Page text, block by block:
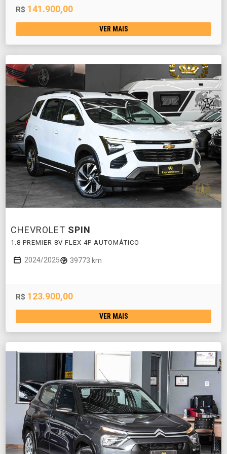
R$ 141.900,00
VER MAIS
CHEVROLET SPIN
1.8 PREMIER 8V FLEX 4P AUTOMÁTICO
2024/2025 39773 km
R$ 123.900,00
VER MAIS